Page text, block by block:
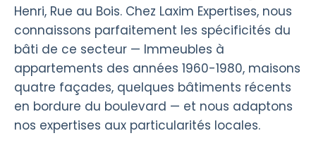
Henri, Rue au Bois. Chez Laxim Expertises, nous
connaissons parfaitement les spécificités du
bâti de ce secteur — Immeubles à
appartements des années 1960-1980, maisons
quatre façades, quelques bâtiments récents
en bordure du boulevard — et nous adaptons
nos expertises aux particularités locales.